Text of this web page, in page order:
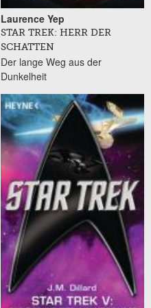
Laurence Yep
STAR TREK: HERR DER
SCHATTEN
Der lange Weg aus der
Dunkelheit